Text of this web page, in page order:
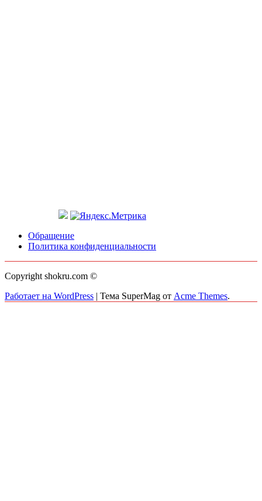
Обращение
Политика конфиденциальности
Copyright shokru.com ©
Работает на WordPress | Тема SuperMag от Acme Themes.